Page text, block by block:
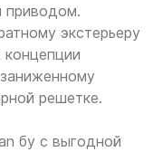
приводом.
экстерьеру
решетке.
бу с выгодной